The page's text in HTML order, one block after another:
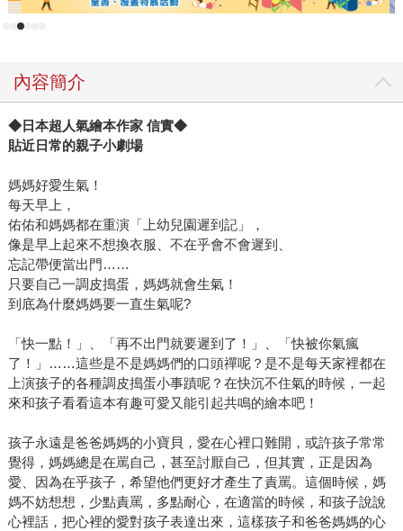
內容簡介
◆日本超人氣繪本作家 信實◆
貼近日常的親子小劇場
媽媽好愛生氣！
每天早上，
佑佑和媽媽都在重演「上幼兒園遲到記」，
像是早上起來不想換衣服、不在乎會不會遲到、
忘記帶便當出門……
只要自己一調皮搗蛋，媽媽就會生氣！
到底為什麼媽媽要一直生氣呢?
「快一點！」、「再不出門就要遲到了！」、「快被你氣瘋
了！」……這些是不是媽媽們的口頭禪呢？是不是每天家裡都在
上演孩子的各種調皮搗蛋小事蹟呢？在快沉不住氣的時候，一起
來和孩子看看這本有趣可愛又能引起共鳴的繪本吧！
孩子永遠是爸爸媽媽的小寶貝，愛在心裡口難開，或許孩子常常
覺得，媽媽總是在罵自己，甚至討厭自己，但其實，正是因為
愛、因為在乎孩子，希望他們更好才產生了責罵。這個時候，媽
媽不妨想想，少點責罵，多點耐心，在適當的時候，和孩子說說
心裡話，把心裡的愛對孩子表達出來，這樣孩子和爸爸媽媽的心